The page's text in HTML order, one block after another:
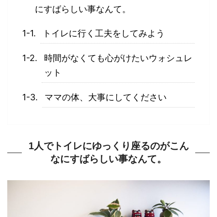
にすばらしい事なんて。
トイレに行く工夫をしてみよう
時間がなくても心がけたいウォシュレ
ット
ママの体、大事にしてください
1人でトイレにゆっくり座るのがこん
なにすばらしい事なんて。